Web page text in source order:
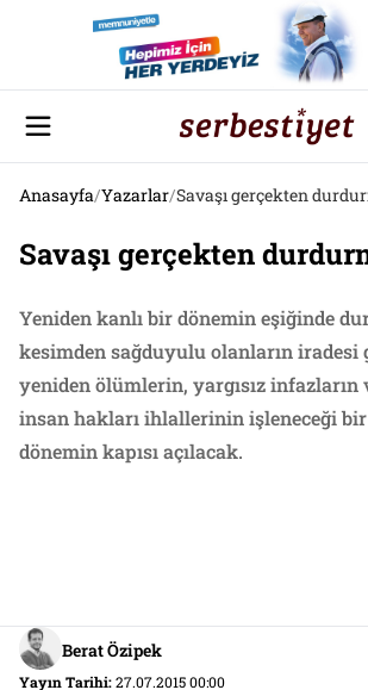
Anasayfa/Yazarlar/Savaşı gerçekten
Savaşı gerçekten
Yeniden kanlı bir dönemin eşiğinde
kesimden sağduyulu olanların iradesi
yeniden ölümlerin, yargısız infazların
insan hakları ihlallerinin işleneceği
dönemin kapısı açılacak.
Berat Özipek
Yayın Tarihi:27.07.2015 00:00